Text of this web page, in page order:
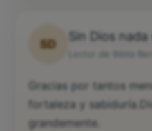
SD
Sin Dios
Gracias por tantos
fortaleza y
grandemente.